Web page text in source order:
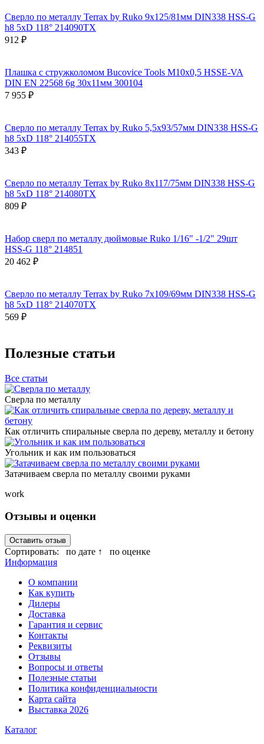
Сверло по металлу Terrax by Ruko 9x125/81мм DIN338 HSS-G
h8 5xD 118° 214090TX
912 ₽
Плашка с стружколомом Bucovice Tools М10х0,5 HSSE-VA
DIN EN 22568 6g 30х11мм 300104
7 955 ₽
Сверло по металлу Terrax by Ruko 5,5x93/57мм DIN338 HSS-G
h8 5xD 118° 214055TX
343 ₽
Сверло по металлу Terrax by Ruko 8x117/75мм DIN338 HSS-G
h8 5xD 118° 214080TX
809 ₽
Набор сверл по металлу дюймовые Ruko 1/16" -1/2" 29шт
HSS-G 118° 214851
20 462 ₽
Сверло по металлу Terrax by Ruko 7x109/69мм DIN338 HSS-G
h8 5xD 118° 214070TX
569 ₽
Полезные статьи
Все статьи
Сверла по металлу
Как отличить спиральные сверла по дереву, металлу и бетону
Угольник и как им пользоваться
Затачиваем сверла по металлу своими руками
work
Отзывы и оценки
Оставить отзыв
Сортировать: по дате ↑
по оценке
Информация
О компании
Как купить
Дилеры
Доставка
Гарантия и сервис
Контакты
Реквизиты
Отзывы
Вопросы и ответы
Полезные статьи
Политика конфиденциальности
Карта сайта
Выставка 2026
Каталог